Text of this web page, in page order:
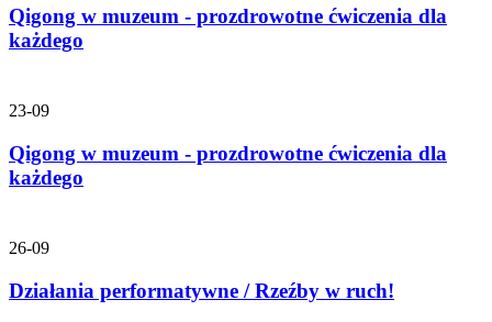
Qigong w muzeum - prozdrowotne ćwiczenia dla
każdego
23-09
Qigong w muzeum - prozdrowotne ćwiczenia dla
każdego
26-09
Działania performatywne / Rzeźby w ruch!